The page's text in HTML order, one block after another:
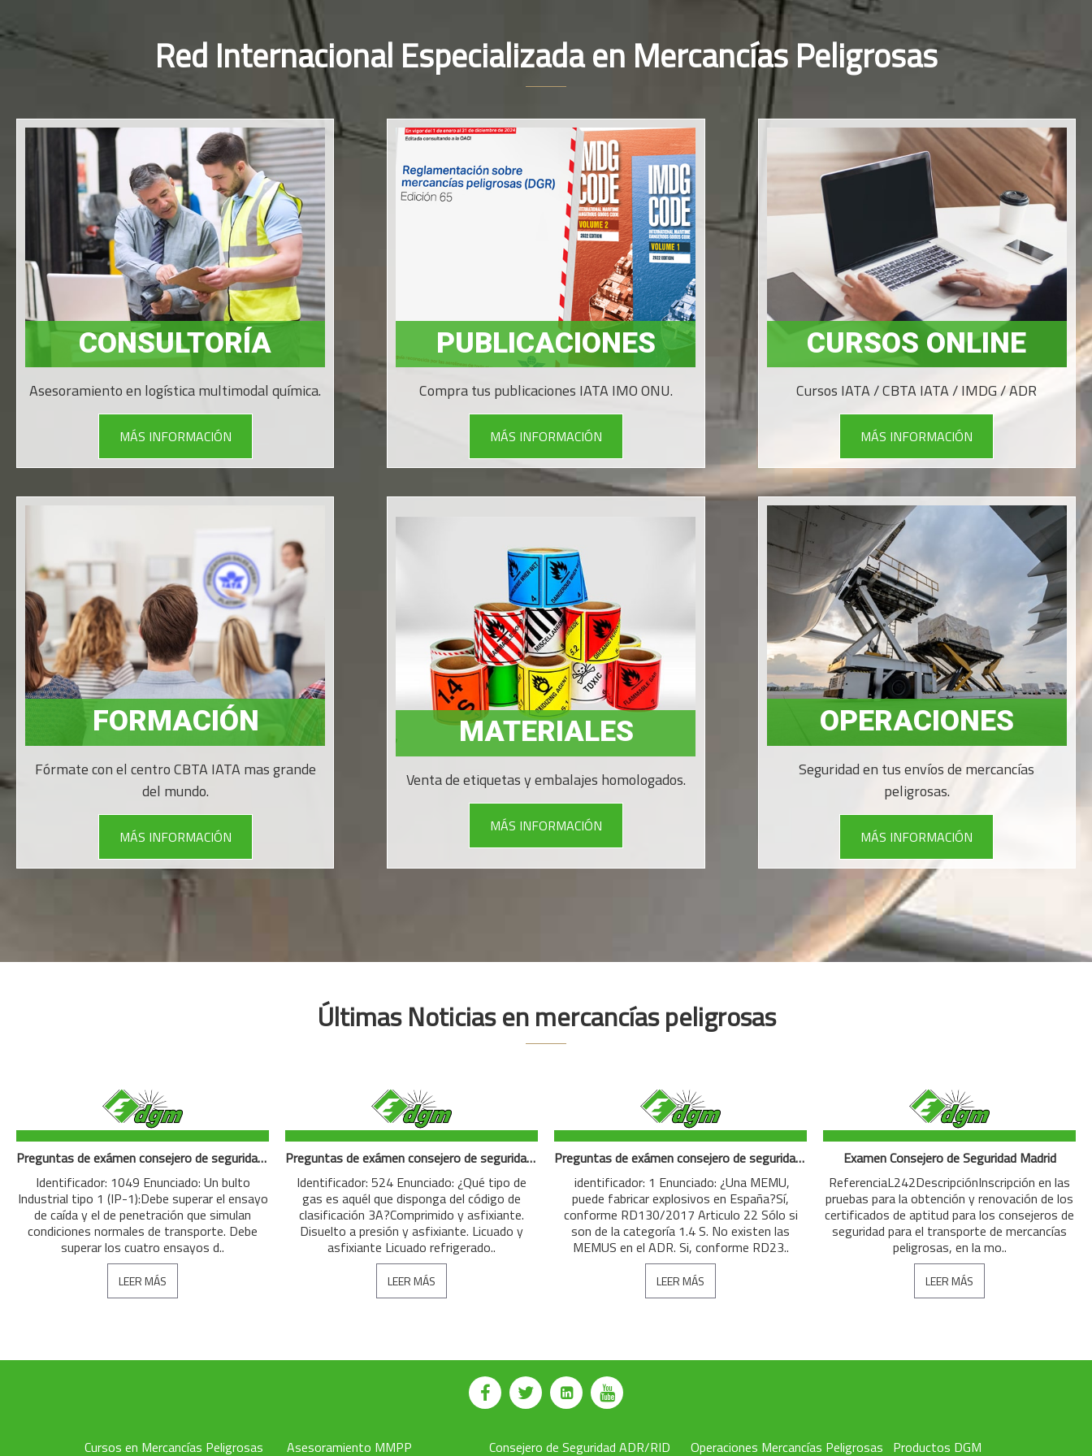
Red Internacional Especializada en Mercancías Peligrosas
CONSULTORÍA
Asesoramiento en logística multimodal química.
MÁS INFORMACIÓN
PUBLICACIONES
Compra tus publicaciones IATA IMO ONU.
MÁS INFORMACIÓN
CURSOS ONLINE
Cursos IATA / CBTA IATA / IMDG / ADR
MÁS INFORMACIÓN
FORMACIÓN
Fórmate con el centro CBTA IATA mas grande
del mundo.
MÁS INFORMACIÓN
MATERIALES
Venta de etiquetas y embalajes homologados.
MÁS INFORMACIÓN
OPERACIONES
Seguridad en tus envíos de mercancías
peligrosas.
MÁS INFORMACIÓN
Últimas Noticias en mercancías peligrosas
Preguntas de exámen consejero de seguridad modo Clase 7: Materias radactivas
Identificador: 1049 Enunciado: Un bulto
Industrial tipo 1 (IP-1):Debe superar el ensayo
de caída y el de penetración que simulan
condiciones normales de transporte. Debe
superar los cuatro ensayos d..
LEER MÁS
Preguntas de exámen consejero de seguridad modo Clase 2: Gases
Identificador: 524 Enunciado: ¿Qué tipo de
gas es aquél que disponga del código de
clasificación 3A?Comprimido y asfixiante.
Disuelto a presión y asfixiante. Licuado y
asfixiante Licuado refrigerado..
LEER MÁS
Preguntas de exámen consejero de seguridad modo Clase 1: Materias y objetos explosivos
identificador: 1 Enunciado: ¿Una MEMU,
puede fabricar explosivos en España?Sí,
conforme RD130/2017 Articulo 22 Sólo si
son de la categoría 1.4 S. No existen las
MEMUS en el ADR. Si, conforme RD23..
LEER MÁS
Examen Consejero de Seguridad Madrid
ReferenciaL242DescripciónInscripción en las
pruebas para la obtención y renovación de los
certificados de aptitud para los consejeros de
seguridad para el transporte de mercancías
peligrosas, en la mo..
LEER MÁS
Cursos en Mercancías Peligrosas Asesoramiento MMPP Consejero de Seguridad ADR/RID Operaciones Mercancías Peligrosas Productos DGM